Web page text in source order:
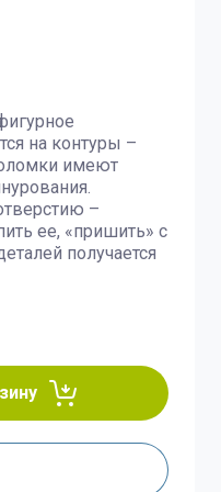
на контуры –
имеют
–
ее, «пришить» с
получается